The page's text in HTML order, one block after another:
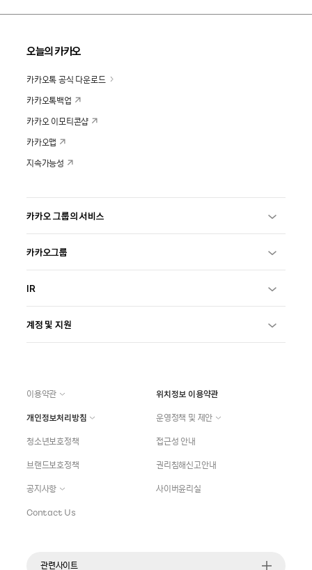
오늘의 카카오
카카오톡 공식 다운로드
카카오톡백업
카카오 이모티콘샵
카카오맵
지속가능성
카카오 그룹의 서비스
카카오그룹
IR
계정 및 지원
이용약관
위치정보 이용약관
개인정보처리방침
운영정책 및 제안
청소년보호정책
접근성 안내
브랜드보호정책
권리침해신고안내
공지사항
사이버윤리실
Contact Us
관련사이트